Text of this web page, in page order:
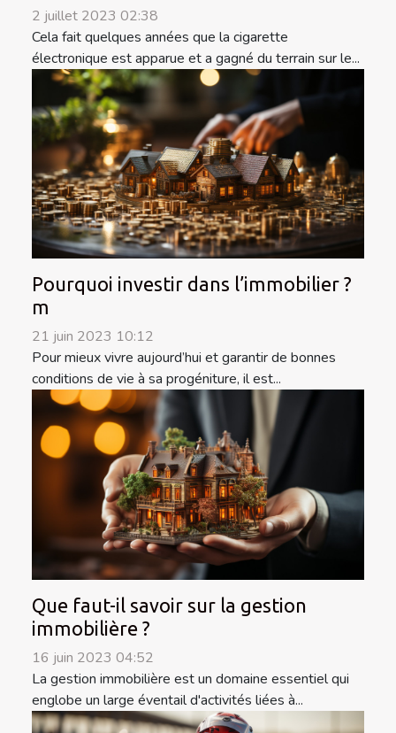
2 juillet 2023 02:38
Cela fait quelques années que la cigarette
électronique est apparue et a gagné du terrain sur le...
Pourquoi investir dans l’immobilier ?
m
21 juin 2023 10:12
Pour mieux vivre aujourd’hui et garantir de bonnes
conditions de vie à sa progéniture, il est...
Que faut-il savoir sur la gestion
immobilière ?
16 juin 2023 04:52
La gestion immobilière est un domaine essentiel qui
englobe un large éventail d'activités liées à...